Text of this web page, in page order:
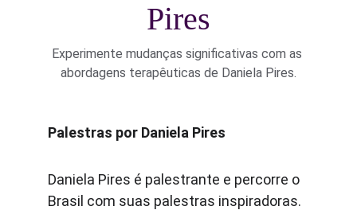
Pires
Experimente mudanças significativas com as
abordagens terapêuticas de Daniela Pires.
Palestras por Daniela Pires
Daniela Pires é palestrante e percorre o
Brasil com suas palestras inspiradoras.